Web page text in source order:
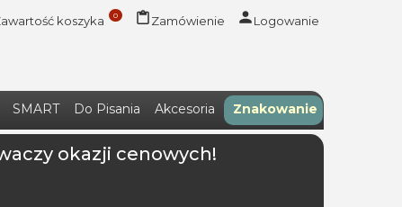
koszyka 0 Zamówienie Logowanie
SMART Do Pisania Akcesoria Znakowanie
okazji cenowych!